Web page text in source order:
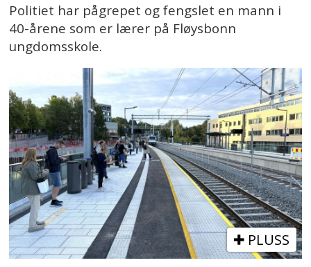
Politiet har pågrepet og fengslet en mann i
40-årene som er lærer på Fløysbonn
ungdomsskole.
PLUSS